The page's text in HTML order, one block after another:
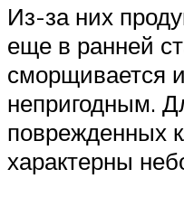
Из-за них
еще в ранней
сморщивается
непригодным.
поврежденных
характерны